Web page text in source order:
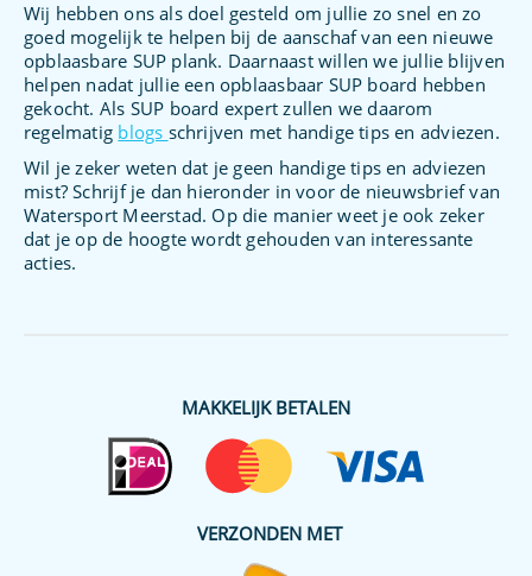
Wij hebben ons als doel gesteld om jullie zo snel en zo
goed mogelijk te helpen bij de aanschaf van een nieuwe
opblaasbare SUP plank. Daarnaast willen we jullie blijven
helpen nadat jullie een opblaasbaar SUP board hebben
gekocht. Als SUP board expert zullen we daarom
regelmatig blogs schrijven met handige tips en adviezen.
Wil je zeker weten dat je geen handige tips en adviezen
mist? Schrijf je dan hieronder in voor de nieuwsbrief van
Watersport Meerstad. Op die manier weet je ook zeker
dat je op de hoogte wordt gehouden van interessante
acties.
MAKKELIJK BETALEN
VERZONDEN MET